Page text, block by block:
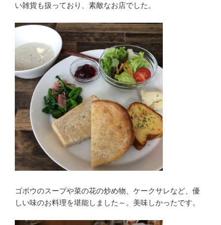
い雑貨も扱っており、素敵なお店でした。
ゴボウのスープや菜の花の炒め物、ケークサレなど、優
しい味のお料理を堪能しました～。美味しかったです。